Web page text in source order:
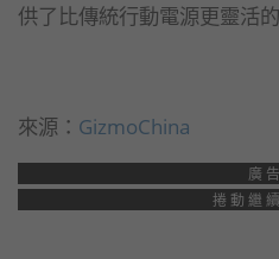
供了比傳統行動電源更靈活
來源： GizmoChina
廣告
捲動繼